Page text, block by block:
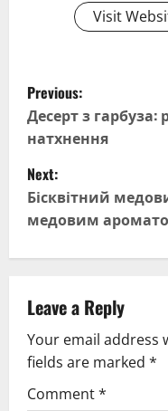
Visit
P
o
s
t
n
v
i
g
Previous:
Десерт з гарбуза:
натхнення
Next:
Бісквітний
медовим
Leave a Reply
Your email address
fields are marked *
Comment*